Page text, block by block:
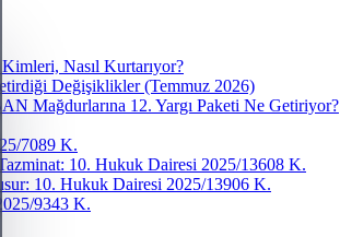
Nasıl Kurtarıyor?
Değişiklikler (Temmuz 2026)
Mağdurlarına 12. Yargı Paketi Ne Getiriyor?
7089 K.
10. Hukuk Dairesi 2025/13608 K.
10. Hukuk Dairesi 2025/13906 K.
9343 K.